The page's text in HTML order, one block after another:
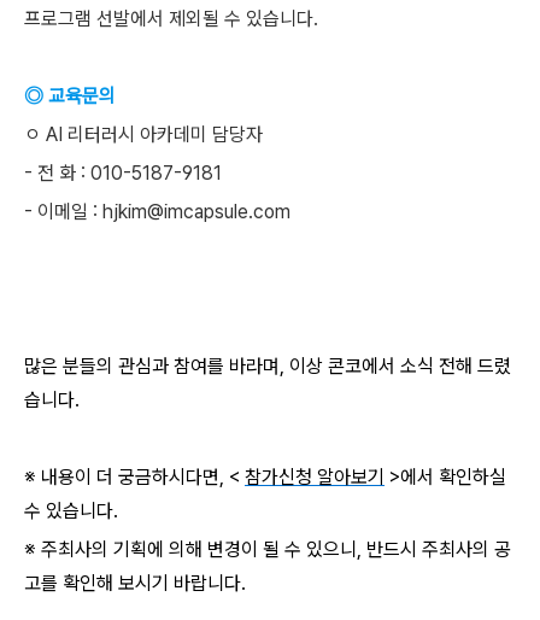
프로그램 선발에서 제외될 수 있습니다.
◎ 교육문의
ㅇ AI 리터러시 아카데미 담당자
- 전 화 : 010-5187-9181
- 이메일 : hjkim@imcapsule.com
많은 분들의 관심과 참여를 바라며, 이상 콘코에서 소식 전해 드렸
습니다.
※ 내용이 더 궁금하시다면, < 참가신청 알아보기 >에서 확인하실
수 있습니다.
※ 주최사의 기획에 의해 변경이 될 수 있으니, 반드시 주최사의 공
고를 확인해 보시기 바랍니다.